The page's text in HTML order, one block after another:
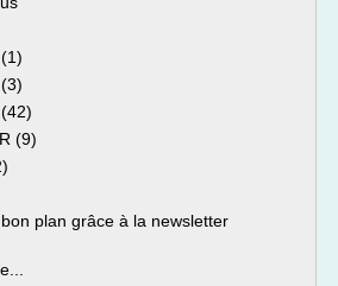
(9)
plan grâce à la newsletter